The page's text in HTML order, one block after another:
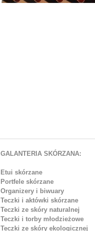
GALANTERIA SKÓRZANA:
Etui skórzane
Portfele skórzane
Organizery i biwuary
Teczki i aktówki skórzane
Teczki ze skóry naturalnej
Teczki i torby młodzieżowe
Teczki ze skóry ekologicznej